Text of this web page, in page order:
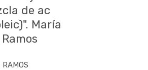
de ac
María
RAMOS